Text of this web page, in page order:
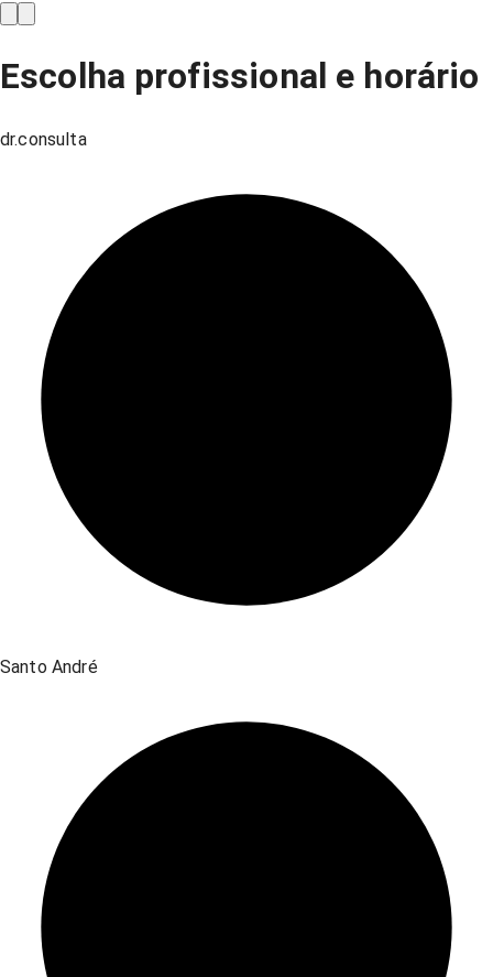
Escolha profissional e horário
dr.consulta
Santo André